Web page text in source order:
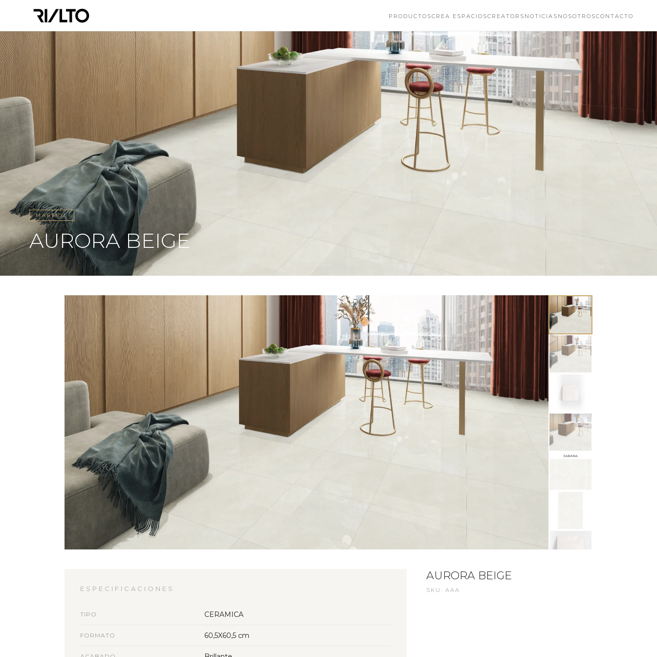
PRODUCTOSCREA ESPACIOSCREATORS NOTICIAS NOSOTROSCONTACTO
MARMOL
AURORA BEIGE
ESPECIFICACIONES
TIPO CERAMICA
FORMATO 60,5X60,5 cm
AURORA BEIGE
SKU: AAA